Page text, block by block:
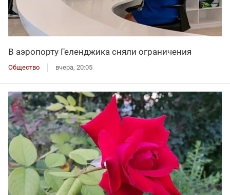
В аэропорту Геленджика сняли ограничения
Общество вчера, 20:05